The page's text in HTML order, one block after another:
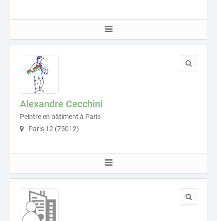
Alexandre Cecchini
Peintre en bâtiment à Paris
Paris 12 (75012)